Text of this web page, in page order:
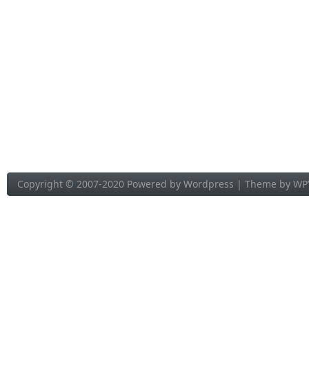
Copyright © 2007-2020 Powered by Wordpress | Theme by